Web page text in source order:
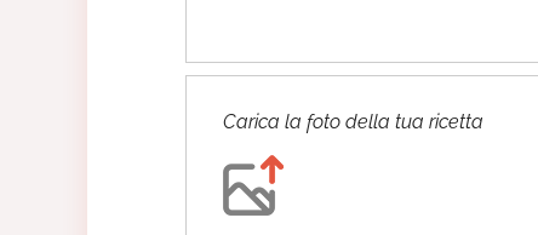
Carica la foto della tua ricetta